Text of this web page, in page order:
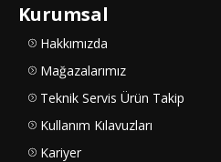
Kurumsal
Hakkımızda
Mağazalarımız
Teknik Servis Ürün Takip
Kullanım Kılavuzları
Kariyer